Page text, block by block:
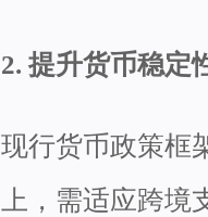
2. 提升货币稳定
现行货币政策框
上，需适应跨